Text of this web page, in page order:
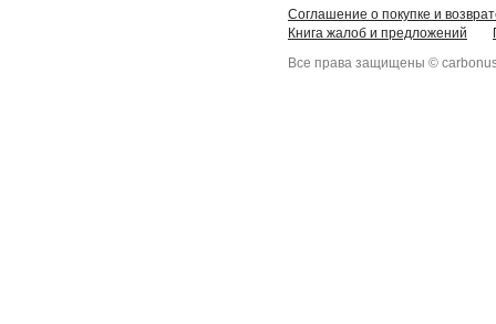
Соглашение о покупке и
Книга жалоб и предложений
Все права защищены ©